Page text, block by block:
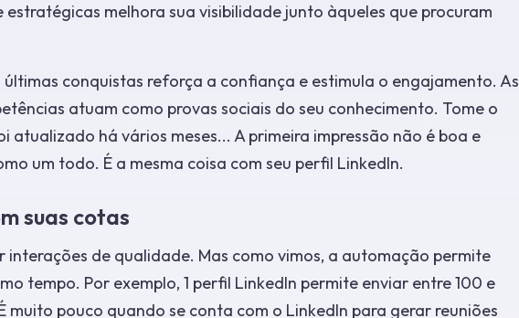
melhora sua visibilidade junto àqueles que procuram
conquistas reforça a confiança e estimula o engajamento. As
atuam como provas sociais do seu conhecimento. Tome o
atualizado há vários meses... A primeira impressão não é boa e
um todo. É a mesma coisa com seu perfil LinkedIn.
suas cotas
interações de qualidade. Mas como vimos, a automação permite
tempo. Por exemplo, 1 perfil LinkedIn permite enviar entre 100 e
muito pouco quando se conta com o LinkedIn para gerar reuniões